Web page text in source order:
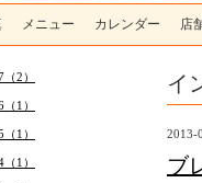
メニュー カレンダー 店
イ
2013-
ブ
2）
1）
1）
1）